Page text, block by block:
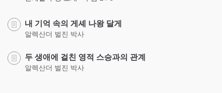
내 기억 속의 게셰 나왕 달게
알렉산더 벌진 박사
두 생애에 걸친 영적 스승과의 관계
알렉산더 벌진 박사